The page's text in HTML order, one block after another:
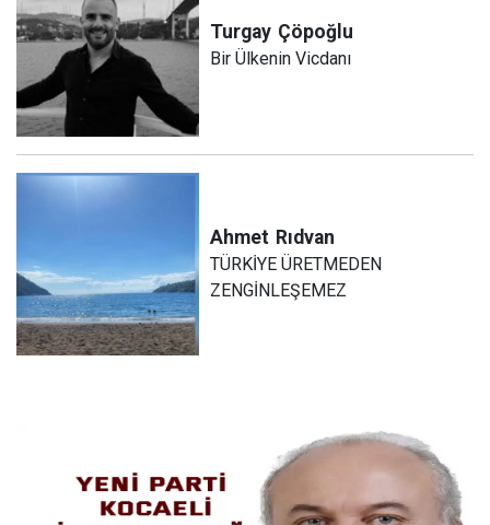
Turgay Çöpoğlu
Bir Ülkenin Vicdanı
Ahmet Rıdvan
TÜRKİYE ÜRETMEDEN
ZENGİNLEŞEMEZ